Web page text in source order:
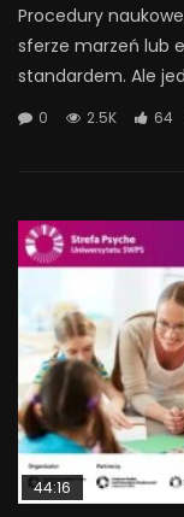
Procedury
sferze marzeń lub
standardem. Ale
0 2.5K 64
44:16